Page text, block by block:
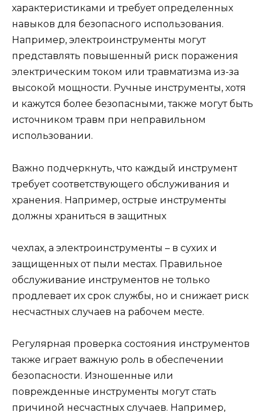
характеристиками и требует определенных
навыков для безопасного использования.
Например, электроинструменты могут
представлять повышенный риск поражения
электрическим током или травматизма из-за
высокой мощности. Ручные инструменты, хотя
и кажутся более безопасными, также могут быть
источником травм при неправильном
использовании.
Важно подчеркнуть, что каждый инструмент
требует соответствующего обслуживания и
хранения. Например, острые инструменты
должны храниться в защитных
чехлах, а электроинструменты – в сухих и
защищенных от пыли местах. Правильное
обслуживание инструментов не только
продлевает их срок службы, но и снижает риск
несчастных случаев на рабочем месте.
Регулярная проверка состояния инструментов
также играет важную роль в обеспечении
безопасности. Изношенные или
поврежденные инструменты могут стать
причиной несчастных случаев. Например,